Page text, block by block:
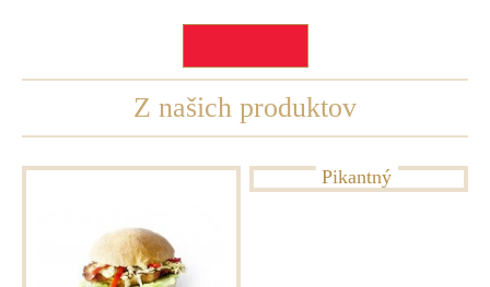
Z našich produktov
Pikantný